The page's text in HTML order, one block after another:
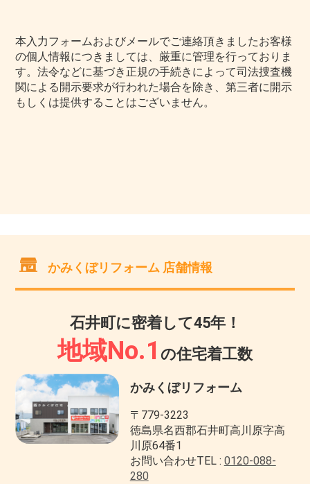
本入力フォームおよびメールでご連絡頂きましたお客様
の個人情報につきましては、厳重に管理を行っておりま
す。法令などに基づき正規の手続きによって司法捜査機
関による開示要求が行われた場合を除き、第三者に開示
もしくは提供することはございません。
かみくぼリフォーム 店舗情報
石井町に密着して45年！
地域No.1 の住宅着工数
かみくぼリフォーム
〒779-3223
徳島県名西郡石井町高川原字高
川原64番1
お問い合わせTEL : 0120-088-
280